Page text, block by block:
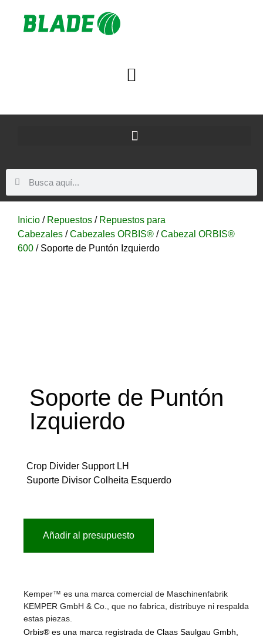
Inicio / Repuestos / Repuestos para
Cabezales /Cabezales ORBIS® /Cabezal ORBIS®
600 / Soporte de Puntón Izquierdo
Soporte de Puntón
Izquierdo
Crop Divider Support LH
Suporte Divisor Colheita Esquerdo
Añadir al presupuesto
Kemper™ es una marca comercial de Maschinenfabrik
KEMPER GmbH & Co., que no fabrica, distribuye ni respalda
estas piezas.
Orbis® es una marca registrada de Claas Saulgau Gmbh,